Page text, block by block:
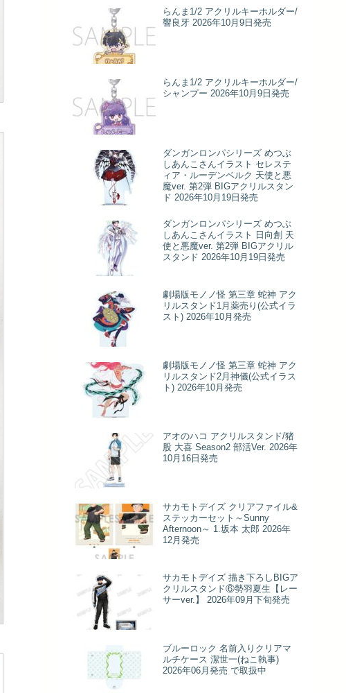
らんま1/2 アクリルキーホルダー/
響良牙 2026年10月9日発売
らんま1/2 アクリルキーホルダー/
シャンプー 2026年10月9日発売
ダンガンロンパシリーズ めつぶ
しあんこさんイラスト セレステ
ィア・ルーデンベルク 天使と悪
魔ver. 第2弾 BIGアクリルスタン
ド 2026年10月19日発売
ダンガンロンパシリーズ めつぶ
しあんこさんイラスト 日向創 天
使と悪魔ver. 第2弾 BIGアクリル
スタンド 2026年10月19日発売
劇場版モノノ怪 第三章 蛇神 アク
リルスタンド1月薬売り(公式イラ
スト) 2026年10月発売
劇場版モノノ怪 第三章 蛇神 アク
リルスタンド2月神儀(公式イラス
ト) 2026年10月発売
アオのハコ アクリルスタンド/猪
股 大喜 Season2 部活Ver. 2026年
10月16日発売
サカモトデイズ クリアファイル&
ステッカーセット～Sunny
Afternoon～ 1.坂本 太郎 2026年
12月発売
サカモトデイズ 描き下ろしBIGア
クリルスタンド⑥勢羽夏生【レー
サーver.】 2026年09月下旬発売
ブルーロック 名前入りクリアマ
ルチケース 潔世一(ねこ執事)
2026年06月発売 で取扱中